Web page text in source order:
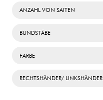
ANZAHL VON SAITEN
BUNDSTÄBE
FARBE
RECHTSHÄNDER/ LINKSHÄNDER